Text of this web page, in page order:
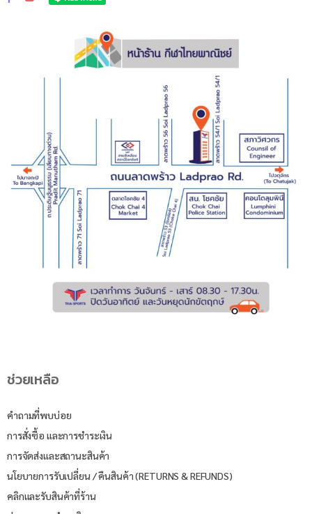
ช่วยเหลือ
คำถามที่พบบ่อย
การสั่งซื้อ และการชำระเงิน
การจัดส่งและสถานะสินค้า
นโยบายการรับเปลี่ยน / คืนสินค้า (RETURNS & REFUNDS)
คลิกและรับสินค้าที่ร้าน